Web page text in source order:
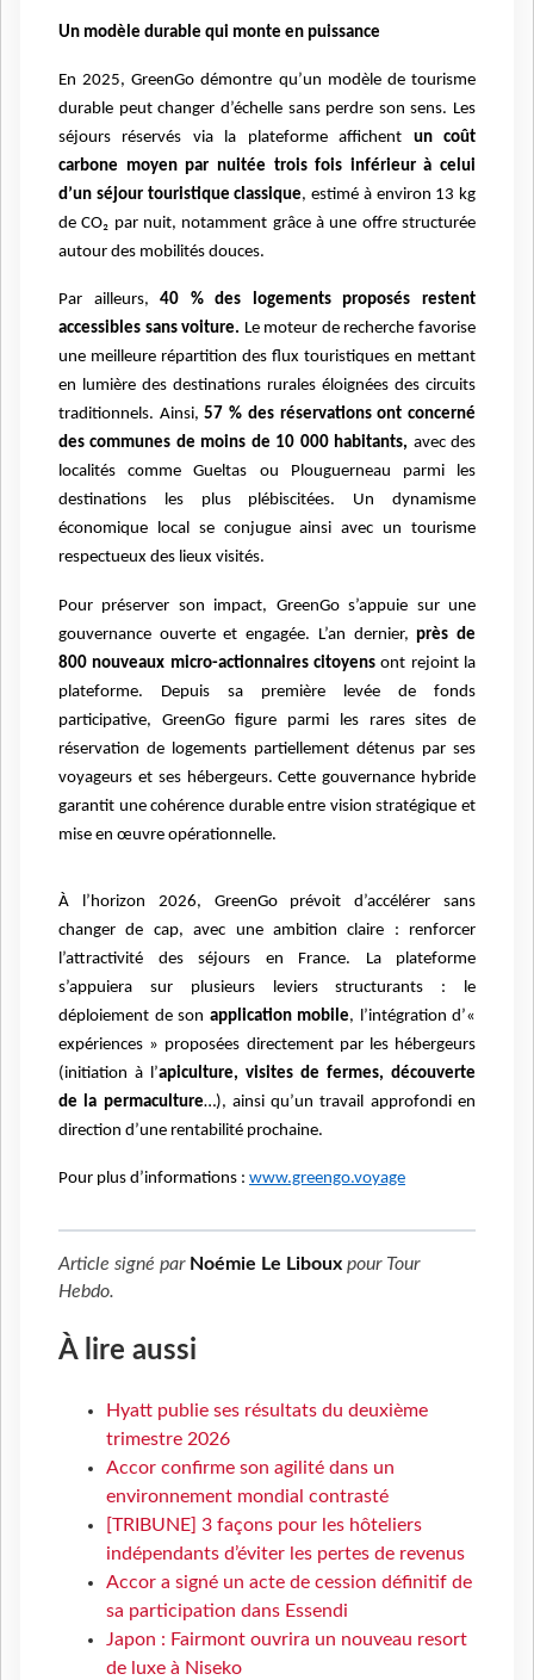
Un modèle durable qui monte en puissance
En 2025, GreenGo démontre qu’un modèle de tourisme
durable peut changer d’échelle sans perdre son sens. Les
séjours réservés via la plateforme affichent un coût
carbone moyen par nuitée trois fois inférieur à celui
d’un séjour touristique classique, estimé à environ 13 kg
de CO₂ par nuit, notamment grâce à une offre structurée
autour des mobilités douces.
Par ailleurs,40 % des logements proposés restent
accessibles sans voiture. Le moteur de recherche favorise
une meilleure répartition des flux touristiques en mettant
en lumière des destinations rurales éloignées des circuits
traditionnels. Ainsi,57 % des réservations ont concerné
des communes de moins de 10 000 habitants, avec des
localités comme Gueltas ou Plouguerneau parmi les
destinations les plus plébiscitées. Un dynamisme
économique local se conjugue ainsi avec un tourisme
respectueux des lieux visités.
Pour préserver son impact, GreenGo s’appuie sur une
gouvernance ouverte et engagée. L’an dernier,près de
800 nouveaux micro-actionnaires citoyens ont rejoint la
plateforme. Depuis sa première levée de fonds
participative, GreenGo figure parmi les rares sites de
réservation de logements partiellement détenus par ses
voyageurs et ses hébergeurs. Cette gouvernance hybride
garantit une cohérence durable entre vision stratégique et
mise en œuvre opérationnelle.
À l’horizon 2026, GreenGo prévoit d’accélérer sans
changer de cap, avec une ambition claire : renforcer
l’attractivité des séjours en France. La plateforme
s’appuiera sur plusieurs leviers structurants : le
déploiement de son application mobile, l’intégration d’«
expériences » proposées directement par les hébergeurs
(initiation à l’apiculture, visites de fermes, découverte
de la permaculture…), ainsi qu’un travail approfondi en
direction d’une rentabilité prochaine.
Pour plus d’informations : www.greengo.voyage
Article signé par Noémie Le Liboux pour Tour
Hebdo.
À lire aussi
Hyatt publie ses résultats du deuxième
trimestre 2026
Accor confirme son agilité dans un
environnement mondial contrasté
[TRIBUNE] 3 façons pour les hôteliers
indépendants d’éviter les pertes de revenus
Accor a signé un acte de cession définitif de
sa participation dans Essendi
Japon : Fairmont ouvrira un nouveau resort
de luxe à Niseko